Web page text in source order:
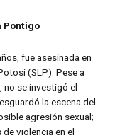
Pontigo
fue asesinada en
(SLP). Pese a
no se investigó el
la escena del
agresión sexual;
violencia en el